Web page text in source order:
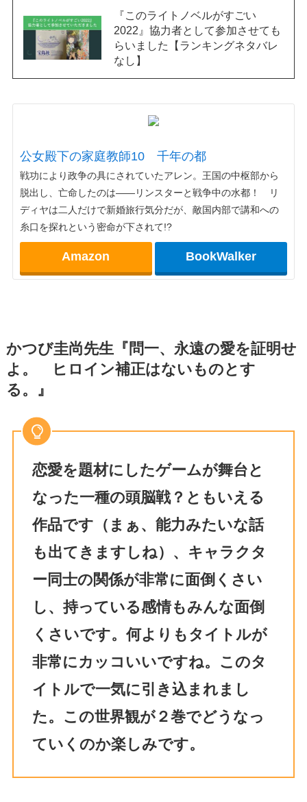
『このライトノベルがすごい
2022』協力者として参加させても
らいました【ランキングネタバレ
なし】
公女殿下の家庭教師10 千年の都
戦功により政争の具にされていたアレン。王国の中枢部から
脱出し、亡命したのは――リンスターと戦争中の水都！ リ
ディヤは二人だけで新婚旅行気分だが、敵国内部で講和への
糸口を探れという密命が下されて!?
Amazon BookWalker
かつび圭尚先生『問一、永遠の愛を証明せ
よ。 ヒロイン補正はないものとす
る。』
恋愛を題材にしたゲームが舞台と
なった一種の頭脳戦？ともいえる
作品です（まぁ、能力みたいな話
も出てきますしね）、キャラクタ
ー同士の関係が非常に面倒くさい
し、持っている感情もみんな面倒
くさいです。何よりもタイトルが
非常にカッコいいですね。このタ
イトルで一気に引き込まれまし
た。この世界観が２巻でどうなっ
ていくのか楽しみです。